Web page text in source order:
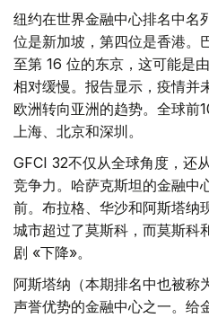
纽约在世界金融中心排名中名
位是新加坡，第四位是香港。
至第 16 位的东京，这可能是
相对缓慢。报告显示，疫情并
欧洲转向亚洲的趋势。全球前
上海、北京和深圳。
GFCI 32不仅从全球角度，还
竞争力。哈萨克斯坦的金融中
前。布拉格、华沙和阿斯塔纳
城市超过了莫斯科，而莫斯科
剧 «下降»。
阿斯塔纳（本期排名中也被称
声誉优势的金融中心之一。给